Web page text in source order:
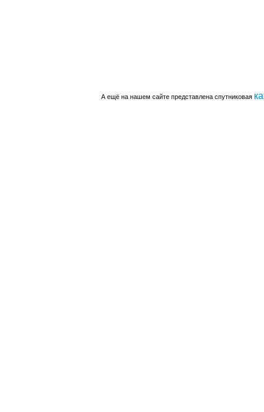
А ещё на нашем сайте представлена спутниковая